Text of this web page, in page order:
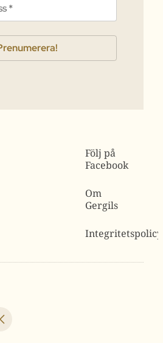
Följ på
Facebook
Om
Gergils
Integritetspolicy